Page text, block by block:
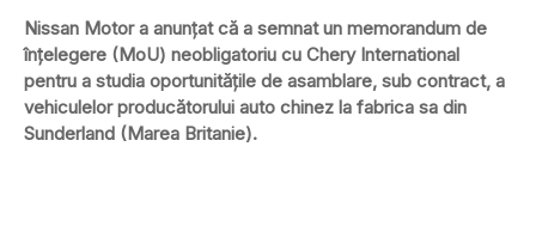
Nissan Motor a anunțat că a semnat un memorandum de
înțelegere (MoU) neobligatoriu cu Chery International
pentru a studia oportunitățile de asamblare, sub contract, a
vehiculelor producătorului auto chinez la fabrica sa din
Sunderland (Marea Britanie).